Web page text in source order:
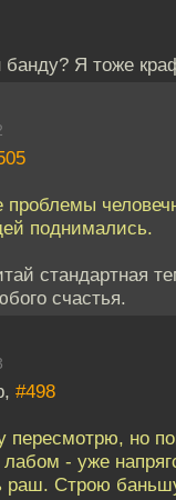
банду? Я тоже
поднимались.
стандартная
счастья.
#498
пересмотрю, но
- уже
раш. Строю